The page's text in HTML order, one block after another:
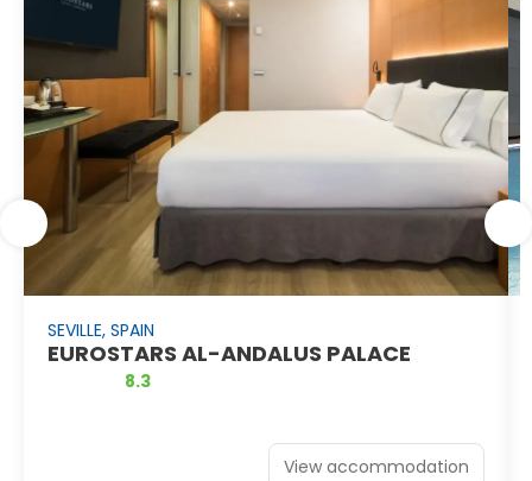
SEVILLE, SPAIN
EUROSTARS AL-ANDALUS PALACE
8.3
View accommodation